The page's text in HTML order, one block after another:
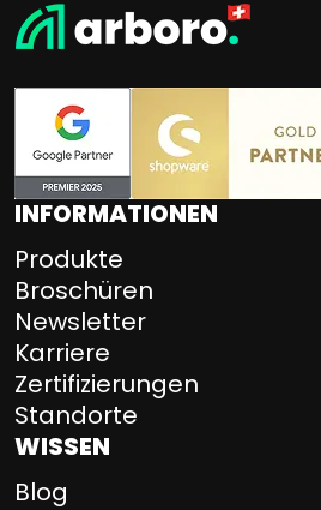
INFORMATIONEN
Produkte
Broschüren
Newsletter
Karriere
Zertifizierungen
Standorte
WISSEN
Blog